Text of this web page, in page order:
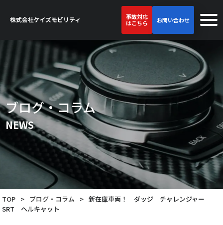
事故対応
はこちら
お問い合わせ
ブログ・コラム
NEWS
TOP > ブログ・コラム > 新在庫車両！ ダッジ チャレンジャー
SRT ヘルキャット